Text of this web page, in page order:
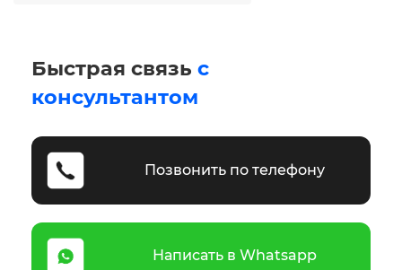
Быстрая связь с
консультантом
Позвонить по телефону
Написать в Whatsapp